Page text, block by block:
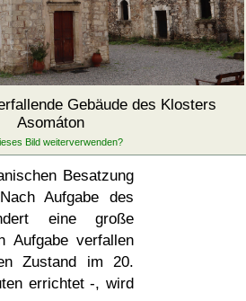
Gebäude des Klosters
Asomáton
Besatzung
Aufgabe des
eine große
Aufgabe verfallen
Zustand im 20.
errichtet -, wird